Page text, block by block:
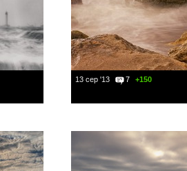
13 сер '13 7 +150